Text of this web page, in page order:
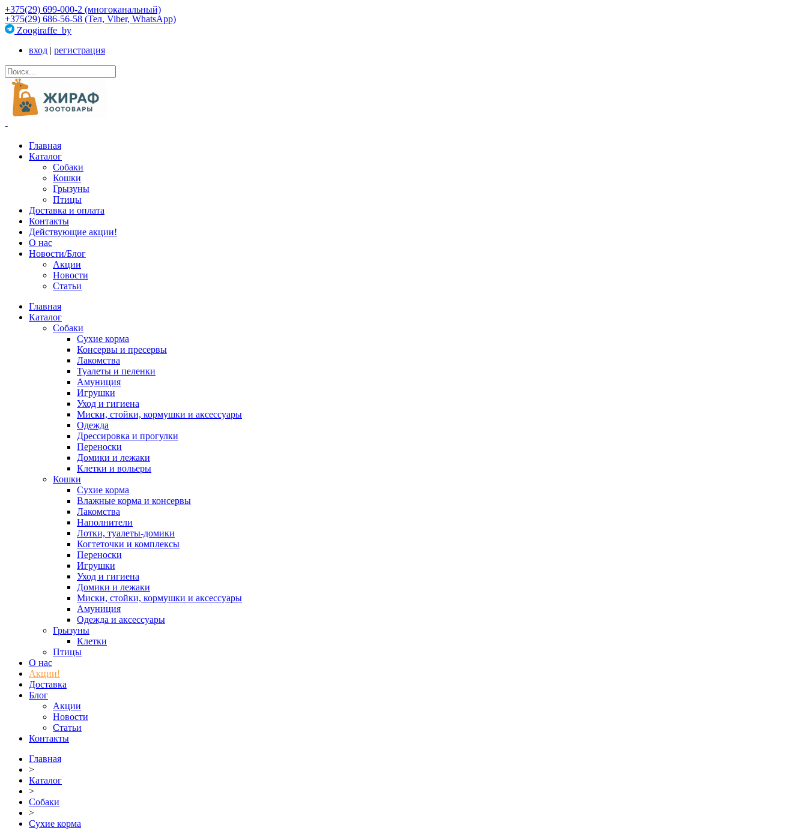
+375(29) 699-000-2 (многоканальный)
+375(29) 686-56-58 (Тел, Viber, WhatsApp)
Zoogiraffe_by
вход | регистрация
-
Главная
Каталог
Собаки
Кошки
Грызуны
Птицы
Доставка и оплата
Контакты
Действующие акции!
О нас
Новости/Блог
Акции
Новости
Статьи
Главная
Каталог
Собаки
Сухие корма
Консервы и пресервы
Лакомства
Туалеты и пеленки
Амуниция
Игрушки
Уход и гигиена
Миски, стойки, кормушки и аксессуары
Одежда
Дрессировка и прогулки
Переноски
Домики и лежаки
Клетки и вольеры
Кошки
Сухие корма
Влажные корма и консервы
Лакомства
Наполнители
Лотки, туалеты-домики
Когтеточки и комплексы
Переноски
Игрушки
Уход и гигиена
Домики и лежаки
Миски, стойки, кормушки и аксессуары
Амуниция
Одежда и аксессуары
Грызуны
Клетки
Птицы
О нас
Акции!
Доставка
Блог
Акции
Новости
Статьи
Контакты
Главная
>
Каталог
>
Собаки
>
Сухие корма